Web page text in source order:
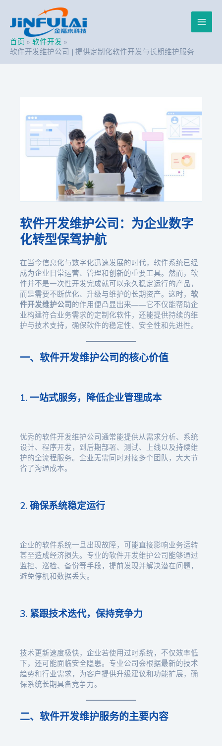
Main
首页
软件开发
软件开发维护公司 | 提供定制化软件开发与长期维护服务
软件开发维护公司：为企业数字
化转型保驾护航
在当今信息化与数字化迅速发展的时代，软件系统已经
成为企业日常运营、管理和创新的重要工具。然而，软
件并不是一次性开发完成就可以永久稳定运行的产品，
而是需要不断优化、升级与维护的长期资产。这时， 软
件开发维护公司的作用便凸显出来——它不仅能帮助企
业构建符合业务需求的定制化软件，还能提供持续的维
护与技术支持，确保软件的稳定性、安全性和先进性。
一、软件开发维护公司的核心价值
1. 一站式服务，降低企业管理成本
优秀的软件开发维护公司通常能提供从需求分析、系统
设计、程序开发，到后期部署、测试、上线以及持续维
护的全流程服务。企业无需同时对接多个团队，大大节
省了沟通成本。
2. 确保系统稳定运行
企业的软件系统一旦出现故障，可能直接影响业务运转
甚至造成经济损失。专业的软件开发维护公司能够通过
监控、巡检、备份等手段，提前发现并解决潜在问题，
避免停机和数据丢失。
3. 紧跟技术迭代，保持竞争力
技术更新速度极快，企业若使用过时系统，不仅效率低
下，还可能面临安全隐患。专业公司会根据最新的技术
趋势和行业需求，为客户提供升级建议和功能扩展，确
保系统长期具备竞争力。
二、软件开发维护服务的主要内容
navigation